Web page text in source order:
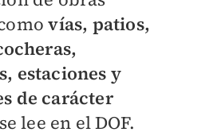
vías, patios,
estaciones y
de carácter
lee en el DOF.